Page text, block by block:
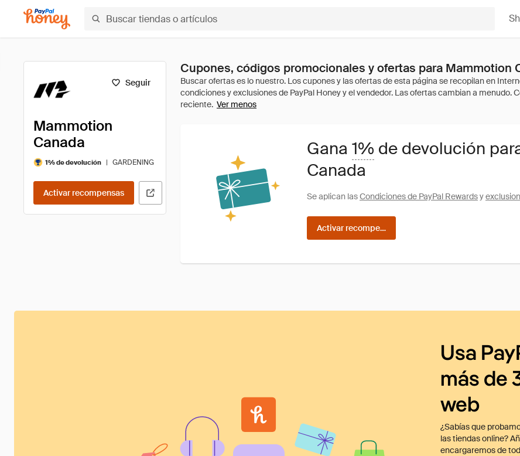
Seguir
Mammotion
Canada
1% de devolución | GARDENING
Activar recompensas
Cupones, códigos promocionales y ofertas para Mammotion
Ver menos
Gana 1% de devolución
Canada
Se aplican lasCondiciones de PayPal Rewardsy
Activar recompensas
Usa
más de
web
¿Sabías que
las tiendas online?
encargaremos de